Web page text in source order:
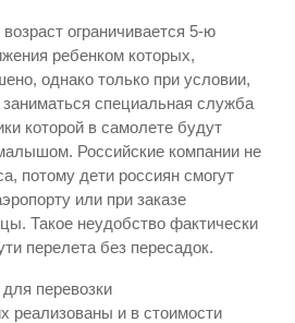
ограничивается 5-ю
ребенком которых,
однако только при условии,
специальная служба
которой в самолете будут
Российские компании не
потому дети россиян смогут
или при заказе
Такое неудобство фактически
перелета без пересадок.
перевозки
реализованы и в стоимости